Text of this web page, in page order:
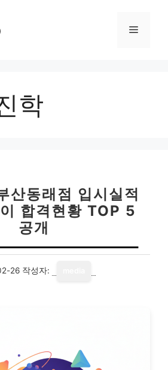
메
학
산동래점 입시실적
합격현황 TOP 5
공개
26 작성자: